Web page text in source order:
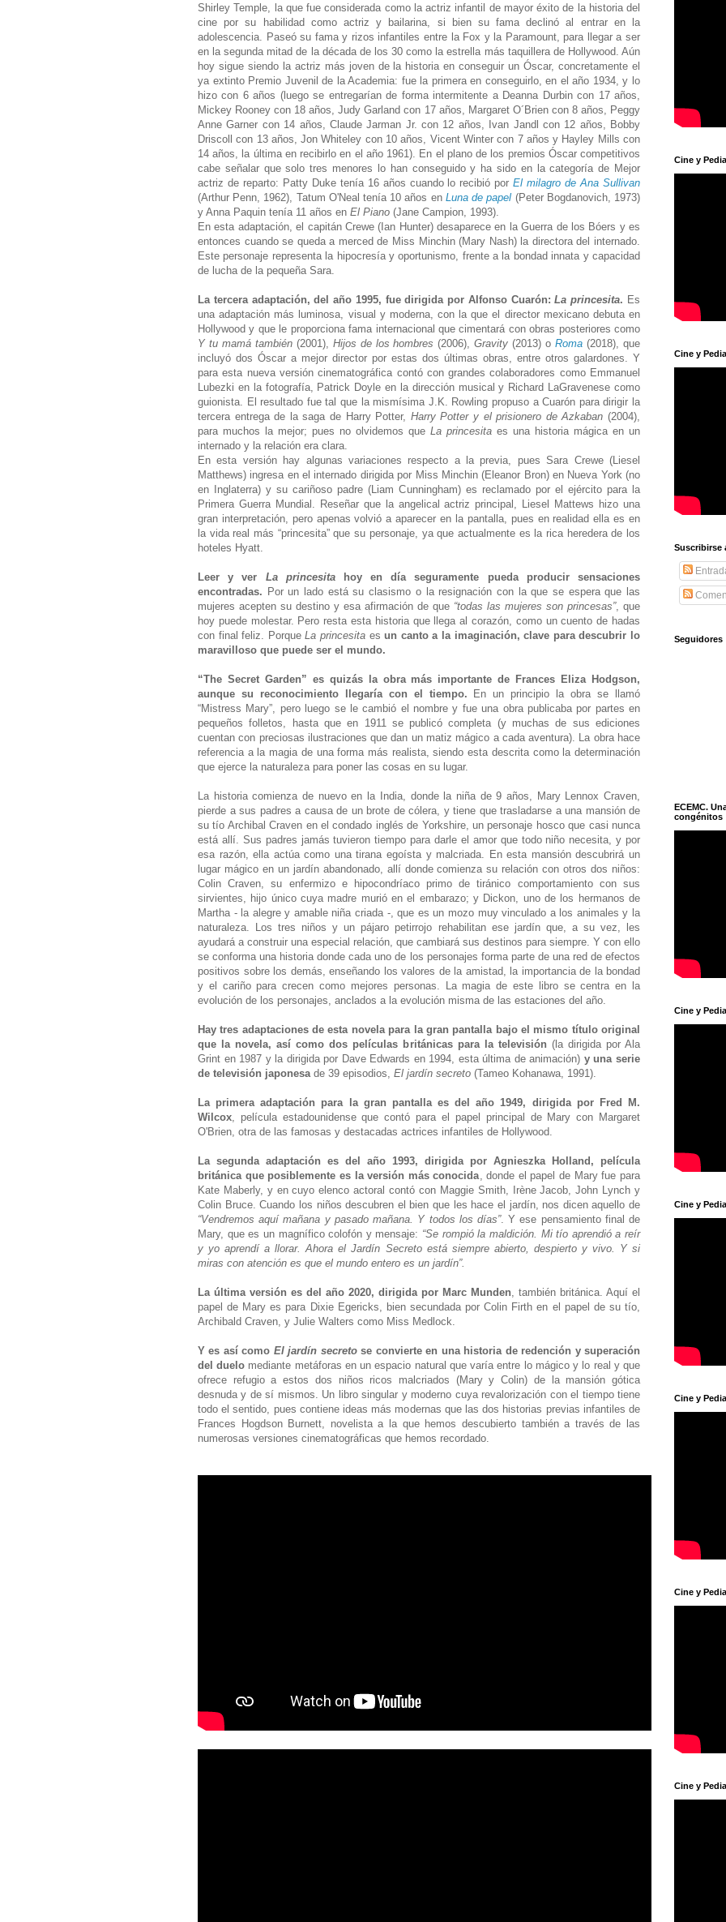
Shirley Temple, la que fue considerada como la actriz infantil de mayor éxito de la historia del
cine por su habilidad como actriz y bailarina, si bien su fama declinó al entrar en la
adolescencia. Paseó su fama y rizos infantiles entre la Fox y la Paramount, para llegar a ser
en la segunda mitad de la década de los 30 como la estrella más taquillera de Hollywood. Aún
hoy sigue siendo la actriz más joven de la historia en conseguir un Óscar, concretamente el
ya extinto Premio Juvenil de la Academia: fue la primera en conseguirlo, en el año 1934, y lo
hizo con 6 años (luego se entregarían de forma intermitente a Deanna Durbin con 17 años,
Mickey Rooney con 18 años, Judy Garland con 17 años, Margaret O´Brien con 8 años, Peggy
Anne Garner con 14 años, Claude Jarman Jr. con 12 años, Ivan Jandl con 12 años, Bobby
Driscoll con 13 años, Jon Whiteley con 10 años, Vicent Winter con 7 años y Hayley Mills con
14 años, la última en recibirlo en el año 1961). En el plano de los premios Óscar competitivos
cabe señalar que solo tres menores lo han conseguido y ha sido en la categoría de Mejor
actriz de reparto: Patty Duke tenía 16 años cuando lo recibió porEl milagro de Ana Sullivan
(Arthur Penn, 1962), Tatum O'Neal tenía 10 años en Luna de papel (Peter Bogdanovich, 1973)
y Anna Paquin tenía 11 años en El Piano (Jane Campion, 1993).
En esta adaptación, el capitán Crewe (Ian Hunter) desaparece en la Guerra de los Bóers y es
entonces cuando se queda a merced de Miss Minchin (Mary Nash) la directora del internado.
Este personaje representa la hipocresía y oportunismo, frente a la bondad innata y capacidad
de lucha de la pequeña Sara.
La tercera adaptación, del año 1995, fue dirigida por Alfonso Cuarón:La princesita. Es
una adaptación más luminosa, visual y moderna, con la que el director mexicano debuta en
Hollywood y que le proporciona fama internacional que cimentará con obras posteriores como
Y tu mamá también(2001), Hijos de los hombres (2006),Gravity (2013) oRoma(2018), que
incluyó dos Óscar a mejor director por estas dos últimas obras, entre otros galardones. Y
para esta nueva versión cinematográfica contó con grandes colaboradores como Emmanuel
Lubezki en la fotografía, Patrick Doyle en la dirección musical y Richard LaGravenese como
guionista. El resultado fue tal que la mismísima J.K. Rowling propuso a Cuarón para dirigir la
tercera entrega de la saga de Harry Potter, Harry Potter y el prisionero de Azkaban (2004),
para muchos la mejor; pues no olvidemos que La princesita es una historia mágica en un
internado y la relación era clara.
En esta versión hay algunas variaciones respecto a la previa, pues Sara Crewe (Liesel
Matthews) ingresa en el internado dirigida por Miss Minchin (Eleanor Bron) en Nueva York (no
en Inglaterra) y su cariñoso padre (Liam Cunningham) es reclamado por el ejército para la
Primera Guerra Mundial. Reseñar que la angelical actriz principal, Liesel Mattews hizo una
gran interpretación, pero apenas volvió a aparecer en la pantalla, pues en realidad ella es en
la vida real más “princesita” que su personaje, ya que actualmente es la rica heredera de los
hoteles Hyatt.
Leer y ver La princesita
hoy en día seguramente pueda producir sensaciones
encontradas. Por un lado está su clasismo o la resignación con la que se espera que las
mujeres acepten su destino y esa afirmación de que “todas las mujeres son princesas”, que
hoy puede molestar. Pero resta esta historia que llega al corazón, como un cuento de hadas
con final feliz. PorqueLa princesita esun canto a la imaginación, clave para descubrir lo
maravilloso que puede ser el mundo.
“The Secret Garden” es quizás la obra más importante de Frances Eliza Hodgson,
aunque su reconocimiento llegaría con el tiempo.
En un principio la obra se llamó
“Mistress Mary”, pero luego se le cambió el nombre y fue una obra publicaba por partes en
pequeños folletos, hasta que en 1911 se publicó completa (y muchas de sus ediciones
cuentan con preciosas ilustraciones que dan un matiz mágico a cada aventura). La obra hace
referencia a la magia de una forma más realista, siendo esta descrita como la determinación
que ejerce la naturaleza para poner las cosas en su lugar.
La historia comienza de nuevo en la India, donde la niña de 9 años, Mary Lennox Craven,
pierde a sus padres a causa de un brote de cólera, y tiene que trasladarse a una mansión de
su tío Archibal Craven en el condado inglés de Yorkshire, un personaje hosco que casi nunca
está allí. Sus padres jamás tuvieron tiempo para darle el amor que todo niño necesita, y por
esa razón, ella actúa como una tirana egoísta y malcriada. En esta mansión descubrirá un
lugar mágico en un jardín abandonado, allí donde comienza su relación con otros dos niños:
Colin Craven, su enfermizo e hipocondríaco primo de tiránico comportamiento con sus
sirvientes, hijo único cuya madre murió en el embarazo; y Dickon, uno de los hermanos de
Martha - la alegre y amable niña criada -, que es un mozo muy vinculado a los animales y la
naturaleza. Los tres niños y un pájaro petirrojo rehabilitan ese jardín que, a su vez, les
ayudará a construir una especial relación, que cambiará sus destinos para siempre. Y con ello
se conforma una historia donde cada uno de los personajes forma parte de una red de efectos
positivos sobre los demás, enseñando los valores de la amistad, la importancia de la bondad
y el cariño para crecen como mejores personas. La magia de este libro se centra en la
evolución de los personajes, anclados a la evolución misma de las estaciones del año.
Hay tres adaptaciones de esta novela para la gran pantalla bajo el mismo título original
que la novela, así como dos películas británicas para la televisión (la dirigida por Ala
Grint en 1987 y la dirigida por Dave Edwards en 1994, esta última de animación) y una serie
de televisión japonesa de 39 episodios, El jardín secreto (Tameo Kohanawa, 1991).
La primera adaptación para la gran pantalla es del año 1949, dirigida por Fred M.
Wilcox , película estadounidense que contó para el papel principal de Mary con Margaret
O'Brien, otra de las famosas y destacadas actrices infantiles de Hollywood.
La segunda adaptación es del año 1993, dirigida por Agnieszka Holland, película
británica que posiblemente es la versión más conocida , donde el papel de Mary fue para
Kate Maberly, y en cuyo elenco actoral contó con Maggie Smith, Irène Jacob, John Lynch y
Colin Bruce. Cuando los niños descubren el bien que les hace el jardín, nos dicen aquello de
“Vendremos aquí mañana y pasado mañana. Y todos los días”. Y ese pensamiento final de
Mary, que es un magnífico colofón y mensaje: “Se rompió la maldición. Mi tío aprendió a reír
y yo aprendí a llorar. Ahora el Jardín Secreto está siempre abierto, despierto y vivo. Y si
miras con atención es que el mundo entero es un jardín”.
La última versión es del año 2020, dirigida por Marc Munden , también británica. Aquí el
papel de Mary es para Dixie Egericks, bien secundada por Colin Firth en el papel de su tío,
Archibald Craven, y Julie Walters como Miss Medlock.
Y es así como El jardín secretose convierte en una historia de redención y superación
del duelo mediante metáforas en un espacio natural que varía entre lo mágico y lo real y que
ofrece refugio a estos dos niños ricos malcriados (Mary y Colin) de la mansión gótica
desnuda y de sí mismos. Un libro singular y moderno cuya revalorización con el tiempo tiene
todo el sentido, pues contiene ideas más modernas que las dos historias previas infantiles de
Frances Hogdson Burnett, novelista a la que hemos descubierto también a través de las
numerosas versiones cinematográficas que hemos recordado.
Cine y
Cine y
Suscribirse
Seguidores
ECEMC.
congénitos
Cine y
Cine y
Cine y
Cine y
Cine y